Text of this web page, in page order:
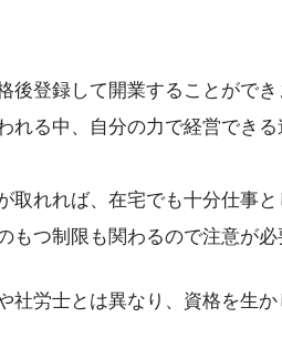
後登録して開業することができ
れる中、自分の力で経営でき
取れれば、在宅でも十分仕事と
もつ制限も関わるので注意が必
社労士とは異なり、資格を生